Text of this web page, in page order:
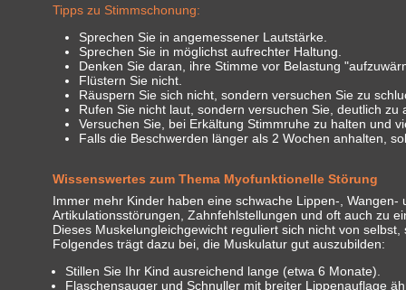
Tipps zu Stimmschonung:
Sprechen Sie in angemessener Lautstärke.
Sprechen Sie in möglichst aufrechter Haltung.
Denken Sie daran, ihre Stimme vor Belastung
Flüstern Sie nicht.
Räuspern Sie sich nicht, sondern versuchen Sie zu
Rufen Sie nicht laut, sondern versuchen Sie, deutlich
Versuchen Sie, bei Erkältung Stimmruhe zu halten und
Falls die Beschwerden länger als 2 Wochen anhalten,
Wissenswertes zum Thema Myofunktionelle Störung
Immer mehr Kinder haben eine schwache Lippen-,
Artikulationsstörungen, Zahnfehlstellungen und oft auch zu
Dieses Muskelungleichgewicht reguliert sich nicht von
Folgendes trägt dazu bei, die Muskulatur gut auszubilden:
Stillen Sie Ihr Kind ausreichend lange (etwa 6 Monate).
Flaschensauger und Schnuller mit breiter Lippenauflage